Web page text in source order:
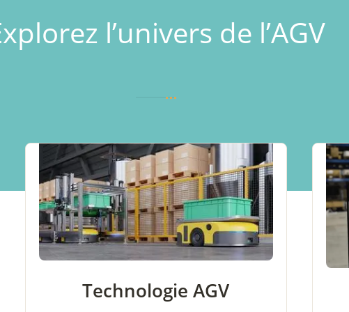
l’univers de l’AGV
Technologie AGV